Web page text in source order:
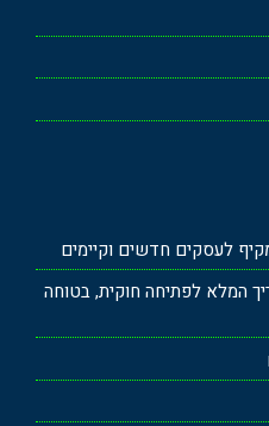
לעסקים חדשים וקיימים
המלא לפתיחה חוקית, בטוחה